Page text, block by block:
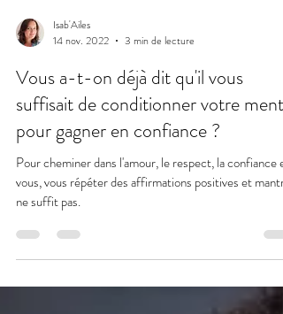
Isab'Ailes
14 nov. 2022
3 min de lecture
Vous a-t-on déjà dit qu'il vous
suffisait de conditionner votre mental
pour gagner en confiance ?
vous, vous répéter des affirmations positives et
ne suffit pas.